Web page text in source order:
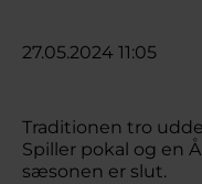
27.05.2024 11:05
Traditionen tro
Spiller pokal og en
sæsonen er slut.